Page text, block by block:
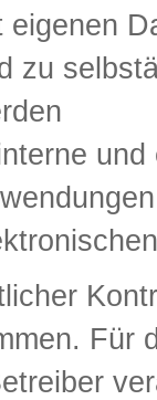
eigenen
zu
Für